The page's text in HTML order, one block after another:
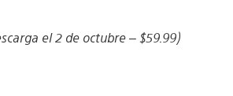
el 2 de octubre – $59.99)